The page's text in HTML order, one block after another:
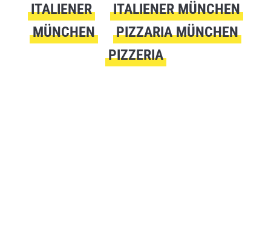
ITALIENER
ITALIENER MÜNCHEN
MÜNCHEN
PIZZARIA MÜNCHEN
PIZZERIA